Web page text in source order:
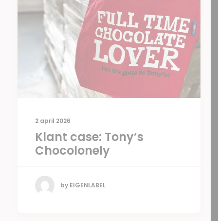
2 april 2026
Klant case: Tony’s
Chocolonely
by EIGENLABEL